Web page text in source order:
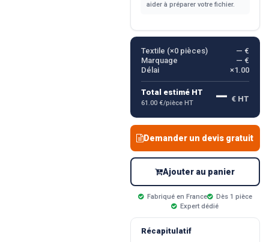
aider à préparer votre fichier.
Textile (×0pièces)
— €
Marquage
— €
Délai
×1.00
Total estimé HT
61.00 €/pièce HT — € HT
Demander un devis gratuit
Ajouter au panier
Fabriqué en France
Dès 1 pièce
Expert dédié
Récapitulatif